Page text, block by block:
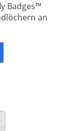
Badges™
an
laminiertem
an der
oder